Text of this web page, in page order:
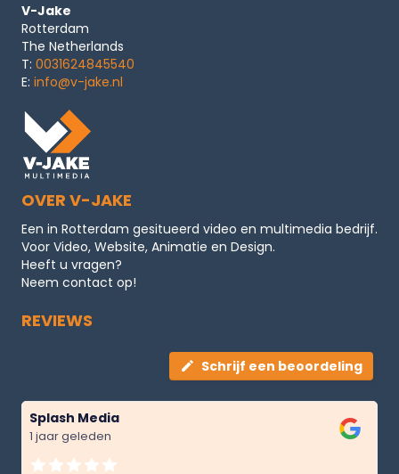
V-Jake
Rotterdam
The Netherlands
T: 0031624845540
E: info@v-jake.nl
OVER V-JAKE
Een in Rotterdam gesitueerd video en multimedia bedrijf.
Voor Video, Website, Animatie en Design.
Heeft u vragen?
Neem contact op!
REVIEWS
Schrijf een beoordeling
Splash Media
1 jaar geleden